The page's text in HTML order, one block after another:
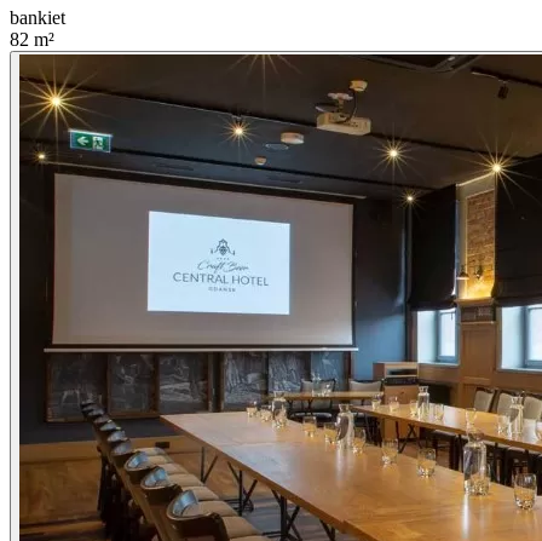
bankiet
82 m²